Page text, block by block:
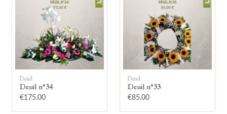
Montrez votre soutien à la famille en
allumant symboliquement une bougie.
Votre prénom
Deuil
Deuil n°34
€175.00
Deuil
Deuil n°33
€85.00